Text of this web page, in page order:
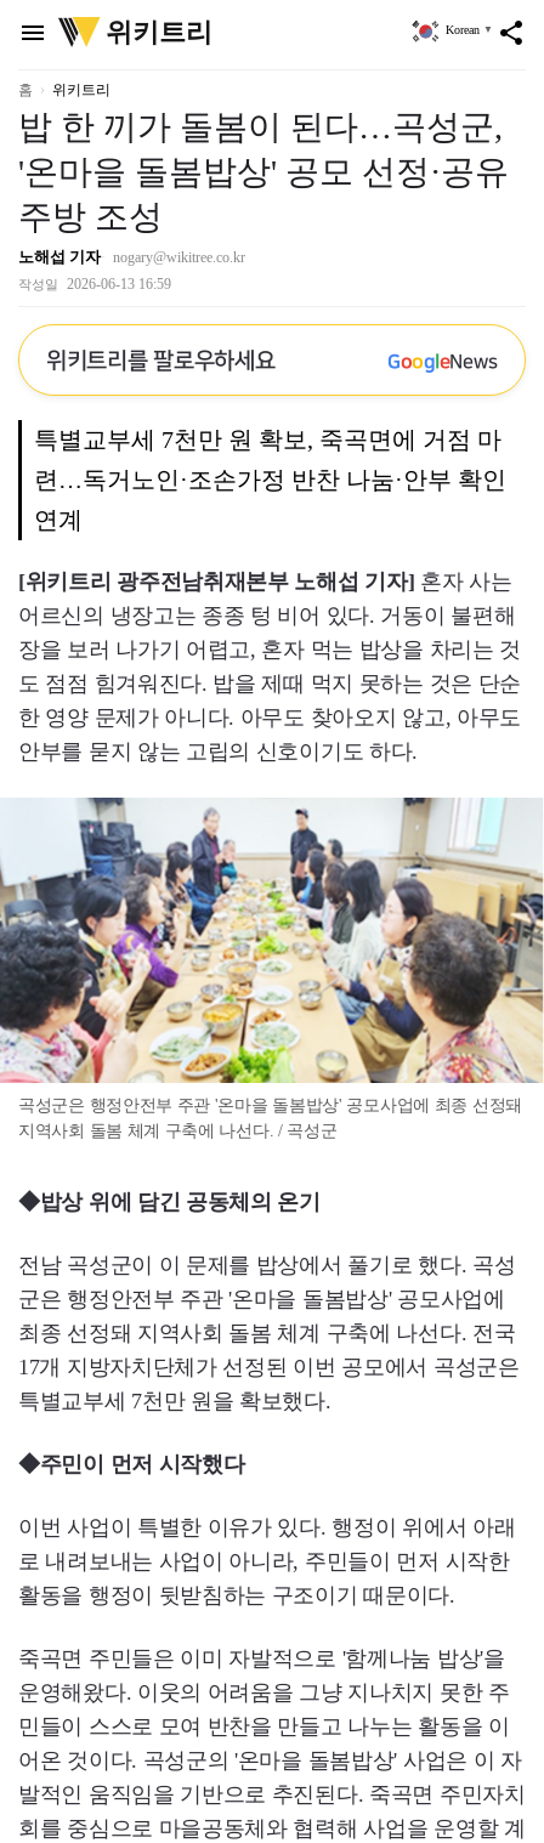
menu
위
키
리
위키트리 share
Korean ▼
홈 위키트리
밥 한 끼가 돌봄이 된다…곡성군,
'온마을 돌봄밥상' 공모 선정·공유
주방 조성
노해섭 기자 nogary@wikitree.co.kr
작성일 2026-06-13 16:59
위키트리를 팔로우하세요 GoogleNews
특별교부세 7천만 원 확보, 죽곡면에 거점 마
련…독거노인·조손가정 반찬 나눔·안부 확인
연계
[위키트리 광주전남취재본부 노해섭 기자] 혼자 사는
어르신의 냉장고는 종종 텅 비어 있다. 거동이 불편해
장을 보러 나가기 어렵고, 혼자 먹는 밥상을 차리는 것
도 점점 힘겨워진다. 밥을 제때 먹지 못하는 것은 단순
한 영양 문제가 아니다. 아무도 찾아오지 않고, 아무도
안부를 묻지 않는 고립의 신호이기도 하다.
곡성군은 행정안전부 주관 '온마을 돌봄밥상' 공모사업에 최종 선정돼
지역사회 돌봄 체계 구축에 나선다. / 곡성군
◆밥상 위에 담긴 공동체의 온기
전남 곡성군이 이 문제를 밥상에서 풀기로 했다. 곡성
군은 행정안전부 주관 '온마을 돌봄밥상' 공모사업에
최종 선정돼 지역사회 돌봄 체계 구축에 나선다. 전국
17개 지방자치단체가 선정된 이번 공모에서 곡성군은
특별교부세 7천만 원을 확보했다.
◆주민이 먼저 시작했다
이번 사업이 특별한 이유가 있다. 행정이 위에서 아래
로 내려보내는 사업이 아니라, 주민들이 먼저 시작한
활동을 행정이 뒷받침하는 구조이기 때문이다.
죽곡면 주민들은 이미 자발적으로 '함께나눔 밥상'을
운영해왔다. 이웃의 어려움을 그냥 지나치지 못한 주
민들이 스스로 모여 반찬을 만들고 나누는 활동을 이
어온 것이다. 곡성군의 '온마을 돌봄밥상' 사업은 이 자
발적인 움직임을 기반으로 추진된다. 죽곡면 주민자치
회를 중심으로 마을공동체와 협력해 사업을 운영할 계